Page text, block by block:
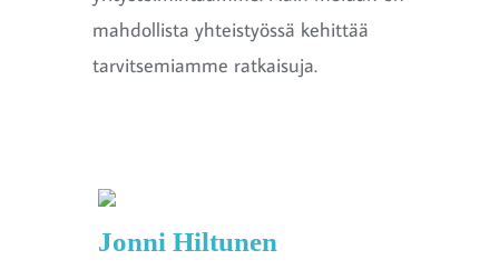
mahdollista yhteistyössä kehittää
tarvitsemiamme ratkaisuja.
Jonni Hiltunen